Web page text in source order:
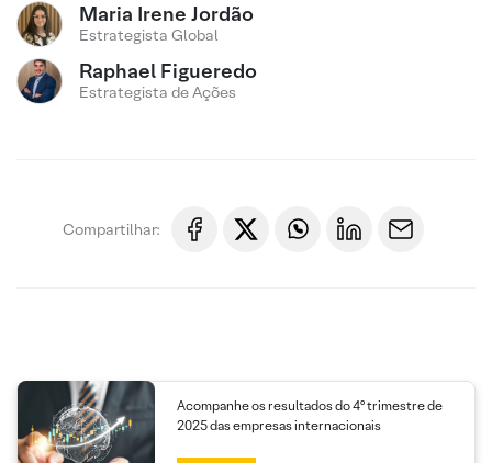
Maria Irene Jordão
Estrategista Global
Raphael Figueredo
Estrategista de Ações
Compartilhar:
Acompanhe os resultados do 4º trimestre de
2025 das empresas internacionais